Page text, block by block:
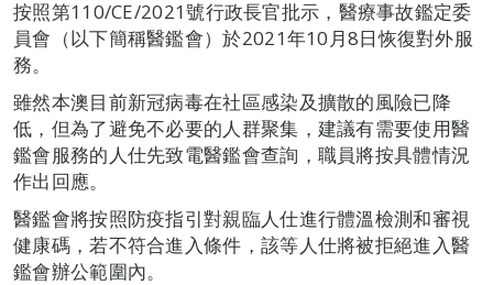
按照第110/CE/2021號行政長官批示，醫療事故鑑定委
員會（以下簡稱醫鑑會）於2021年10月8日恢復對外服
務。
雖然本澳目前新冠病毒在社區感染及擴散的風險已降
低，但為了避免不必要的人群聚集，建議有需要使用醫
鑑會服務的人仕先致電醫鑑會查詢，職員將按具體情況
作出回應。
醫鑑會將按照防疫指引對親臨人仕進行體溫檢測和審視
健康碼，若不符合進入條件，該等人仕將被拒絕進入醫
鑑會辦公範圍內。